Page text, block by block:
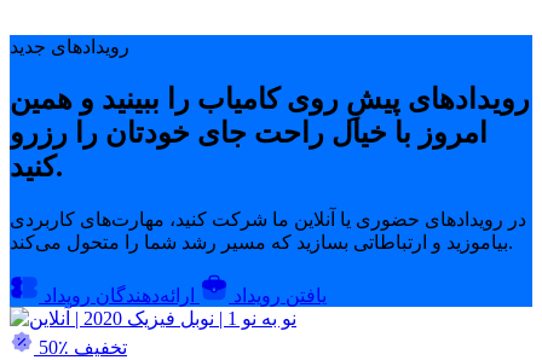
رویدادهای جدید
رویدادهای پیشِ روی کامیاب را ببینید و همین
امروز با خیال راحت جای خودتان را رزرو
کنید.
در رویدادهای حضوری یا آنلاین ما شرکت کنید، مهارت‌های کاربردی
بیاموزید و ارتباطاتی بسازید که مسیر رشد شما را متحول می‌کند.
یافتن رویداد ارائه‌دهندگان رویداد
50٪ تخفیف